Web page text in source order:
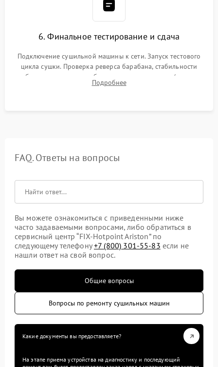
6. Финальное тестирование и сдача
Подключение сушильной машины к сети. Запуск тестового
цикла сушки. Проверка реверса барабана, стабильности
набора температуры, работы дренажного насоса (откачка
конденсата) и отсутствия посторонних скрипов, стуков или
Подробнее
FAQ. Ответы на вопросы
Вы можете ознакомиться с приведенными ниже
часто задаваемыми вопросами, либо обратиться в
сервисный центр “FIX-Hotpoint Ariston” по
следующему телефону+7 (800) 301-55-83 если не
нашли ответ на свой вопрос.
Общие вопросы
Вопросы по ремонту сушильных машин
Какие документы вы предоставляете?
На этапе приема устройства на диагностику и последующий